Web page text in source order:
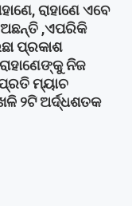
ରାହାଣେ ଏବେ
ଅଛନ୍ତି ,ଏପରିକି
ପ୍ରକାଶ
ନିଜ
ପ୍ରତି ମ୍ୟାଚ
୨ଟି ଅର୍ଦ୍ଧଶତକ